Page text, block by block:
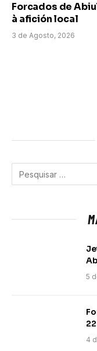
Forcados de
à afición local
3 de Agosto, 2026
5
4